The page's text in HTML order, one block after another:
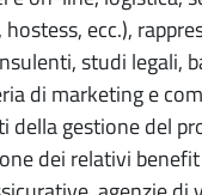
ecc.),
studi legali,
di marketing e
della gestione del
dei relativi